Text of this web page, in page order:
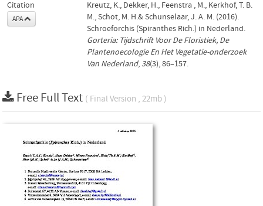
Citation
APA
Kreutz, K., Dekker, H., Feenstra , M., Kerkhof, T. B.
M., Schot, M. H.& Schunselaar, J. A. M. (2016).
Schroeforchis (Spiranthes Rich.) in Nederland.
Gorteria: Tijdschrift Voor De Floristiek, De
Plantenoecologie En Het Vegetatie-onderzoek
Van Nederland, 38(3), 86–157.
Free Full Text ( Final Version , 22mb )